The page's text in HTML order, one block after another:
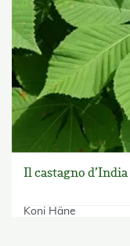
Il castagno d’India
Koni Häne